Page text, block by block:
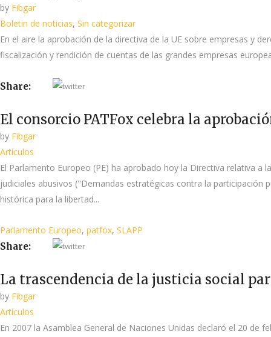
by Fibgar
Boletin de noticias, Sin categorizar
En el aire la aprobación de la directiva de la UE sobre empresas y
fiscalización y rendición de cuentas de las grandes empresas
Share:
El consorcio PATFox celebra la
by Fibgar
Artículos
El Parlamento Europeo (PE) ha aprobado hoy la Directiva relativa
judiciales abusivos ("Demandas estratégicas contra la
histórica para la libertad...
Parlamento Europeo, patfox, SLAPP
Share:
La trascendencia de la justicia social
by Fibgar
Artículos
En 2007 la Asamblea General de Naciones Unidas declaró el 20